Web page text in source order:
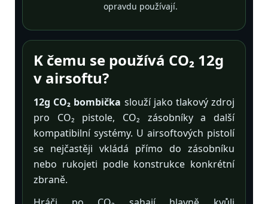
opravdu používají.
K čemu se používá CO₂ 12g
v airsoftu?
12g CO₂ bombička slouží jako tlakový zdroj
pro CO₂ pistole, CO₂ zásobníky a další
kompatibilní systémy. U airsoftových pistolí
se nejčastěji vkládá přímo do zásobníku
nebo rukojeti podle konstrukce konkrétní
zbraně.